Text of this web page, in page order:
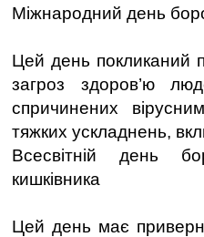
Міжнародний день
Цей день покликаний
загроз здоров’ю
спричинених
тяжких ускладнень,
Всесвітній день
кишківника
Цей день має